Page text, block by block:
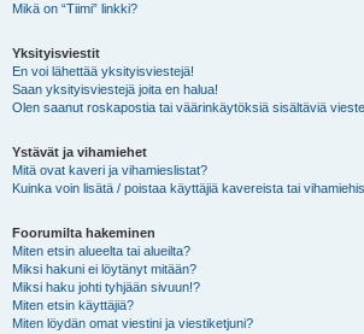
Mikä on “Tiimi” linkki?
Yksityisviestit
En voi lähettää yksityisviestejä!
Saan yksityisviestejä joita en halua!
Olen saanut roskapostia tai väärinkäytöksiä sisältäviä
Ystävät ja vihamiehet
Mitä ovat kaveri ja vihamieslistat?
Kuinka voin lisätä / poistaa käyttäjiä kavereista tai
Foorumilta hakeminen
Miten etsin alueelta tai alueilta?
Miksi hakuni ei löytänyt mitään?
Miksi haku johti tyhjään sivuun!?
Miten etsin käyttäjiä?
Miten löydän omat viestini ja viestiketjuni?